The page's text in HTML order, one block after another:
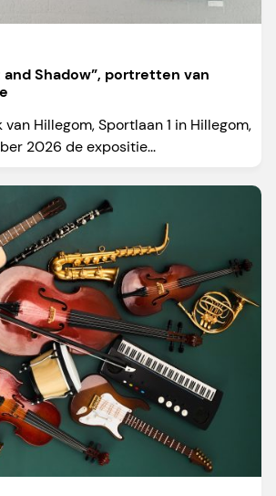
Shadow”, portretten van
Hillegom, Sportlaan 1 in Hillegom,
2026 de expositie...